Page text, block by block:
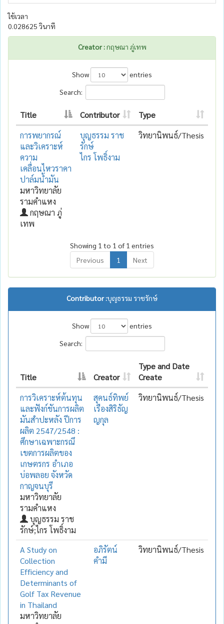
ใช้เวลา
0.028625 วินาที
Creator :กฤษณา ภู่เทพ
Show
entries
Search:
Title Contributor
Type
การพยากรณ์
และวิเคราะห์
ความ
เคลื่อนไหวราคา
ปาล์มน้ำมัน
มหาวิทยาลัย
รามคำแหง
กฤษณา ภู่
เทพ
บุญธรรม ราช
รักษ์
ไกร โพธิ์งาม
วิทยานิพนธ์/Thesis
Showing 1 to 1 of 1 entries
Previous
1 Next
Contributor :บุญธรรม ราชรักษ์
Show
entries
Search:
Title Creator
Type and Date
Create
การวิเคราะห์ต้นทุน
และฟังก์ชันการผลิต
มันสำปะหลัง ปีการ
ผลิต 2547/2548 :
ศึกษาเฉพาะกรณึ
เขตการผลิตของ
เกษตรกร อำเภอ
บ่อพลอย จังหวัด
กาญจนบุรี
มหาวิทยาลัย
รามคำแหง
บุญธรรม ราช
รักษ์;ไกร โพธิ์งาม
สุคนธ์ทิพย์
เรืองสิริธัญ
ญกุล
วิทยานิพนธ์/Thesis
A Study on
Collection
Efficiency and
Determinants of
Golf Tax Revenue
in Thailand
มหาวิทยาลัย
อภิรัตน์
คำมี
วิทยานิพนธ์/Thesis